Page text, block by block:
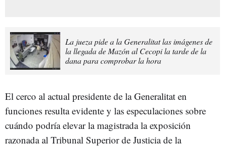
La jueza pide a la Generalitat las imágenes de
la llegada de Mazón al Cecopi la tarde de la
dana para comprobar la hora
El cerco al actual presidente de la Generalitat en
funciones resulta evidente y las especulaciones sobre
cuándo podría elevar la magistrada la exposición
razonada al Tribunal Superior de Justicia de la